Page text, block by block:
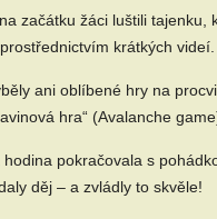
začátku žáci luštili tajenku,
krátkých
ani oblíbené hry na
hra“ (Avalanche
hodina pokračovala s
děj – a zvládly to skvěle!